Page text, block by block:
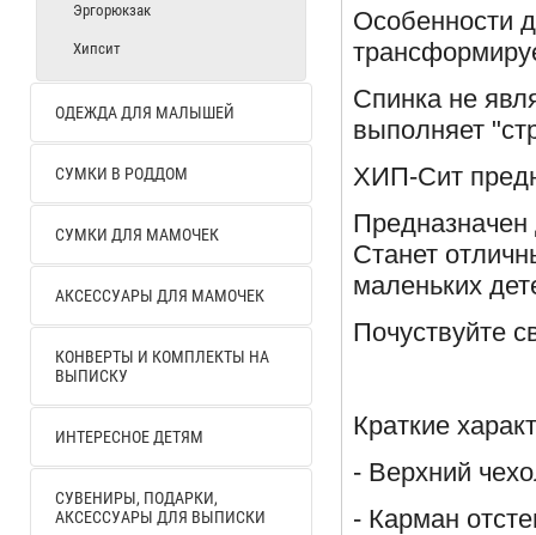
Эргорюкзак
Хипсит
ОДЕЖДА ДЛЯ МАЛЫШЕЙ
СУМКИ В РОДДОМ
СУМКИ ДЛЯ МАМОЧЕК
АКСЕССУАРЫ ДЛЯ МАМОЧЕК
КОНВЕРТЫ И КОМПЛЕКТЫ НА
ВЫПИСКУ
ИНТЕРЕСНОЕ ДЕТЯМ
СУВЕНИРЫ, ПОДАРКИ,
АКСЕССУАРЫ ДЛЯ ВЫПИСКИ
Особенности
Спинка не
выполняет
ХИП-Сит
Предназначен
Станет
маленьких
Почуствуйте
Краткие
- Верхний
- Карман